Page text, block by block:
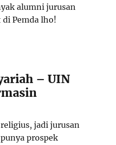
alumni jurusan
Pemda lho!
– UIN
jadi jurusan
prospek